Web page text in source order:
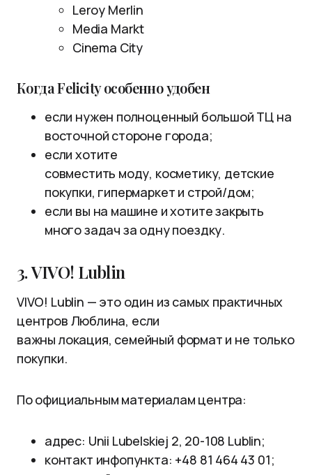
Leroy Merlin
Media Markt
Cinema City
Когда Felicity особенно удобен
если нужен полноценный большой ТЦ на
восточной стороне города;
если хотите
совместить моду, косметику, детские
покупки, гипермаркет и строй/дом;
если вы на машине и хотите закрыть
много задач за одну поездку.
3. VIVO! Lublin
VIVO! Lublin — это один из самых практичных
центров Люблина, если
важны локация, семейный формат и не только
покупки.
По официальным материалам центра:
адрес: Unii Lubelskiej 2, 20-108 Lublin;
контакт инфопункта: +48 81 464 43 01;